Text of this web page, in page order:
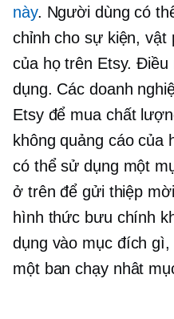
này. Người dùng có
chỉnh cho sự kiện, vật
của họ trên Etsy.
dụng. Các doanh
Etsy để mua chất
không quảng cáo của
có thể sử dụng một
ở trên để gửi thiệp
hình thức bưu chính
dụng vào mục đích
một ban chạy nhât